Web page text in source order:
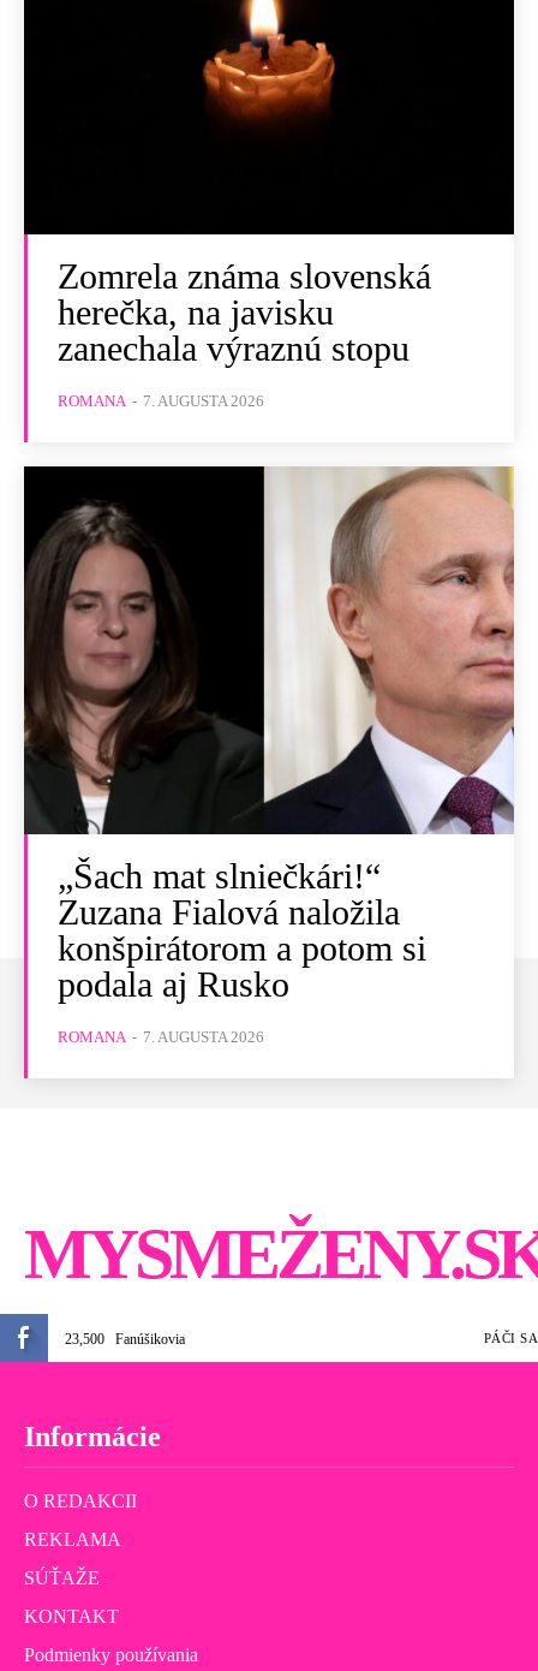
Zomrela známa slovenská
herečka, na javisku
zanechala výraznú stopu
ROMANA - 7. AUGUSTA 2026
„Šach mat slniečkári!“
Zuzana Fialová naložila
konšpirátorom a potom si
podala aj Rusko
ROMANA - 7. AUGUSTA 2026
23,500 Fanúšikovia PÁČI SA
Informácie
O REDAKCII
REKLAMA
SÚŤAŽE
KONTAKT
Podmienky používania